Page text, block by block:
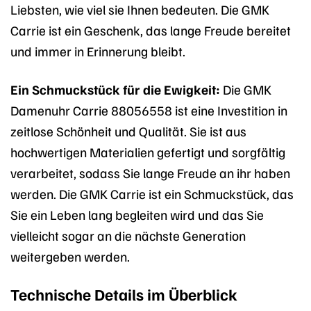
Liebsten, wie viel sie Ihnen bedeuten. Die GMK
Carrie ist ein Geschenk, das lange Freude bereitet
und immer in Erinnerung bleibt.
Ein Schmuckstück für die Ewigkeit: Die GMK
Damenuhr Carrie 88056558 ist eine Investition in
zeitlose Schönheit und Qualität. Sie ist aus
hochwertigen Materialien gefertigt und sorgfältig
verarbeitet, sodass Sie lange Freude an ihr haben
werden. Die GMK Carrie ist ein Schmuckstück, das
Sie ein Leben lang begleiten wird und das Sie
vielleicht sogar an die nächste Generation
weitergeben werden.
Technische Details im Überblick